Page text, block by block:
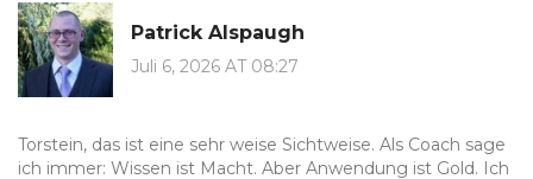
Patrick Alspaugh
Juli 6, 2026 AT 08:27
Torstein, das ist eine sehr weise Sichtweise. Als Coach sage
ich immer: Wissen ist Macht. Aber Anwendung ist Gold. Ich